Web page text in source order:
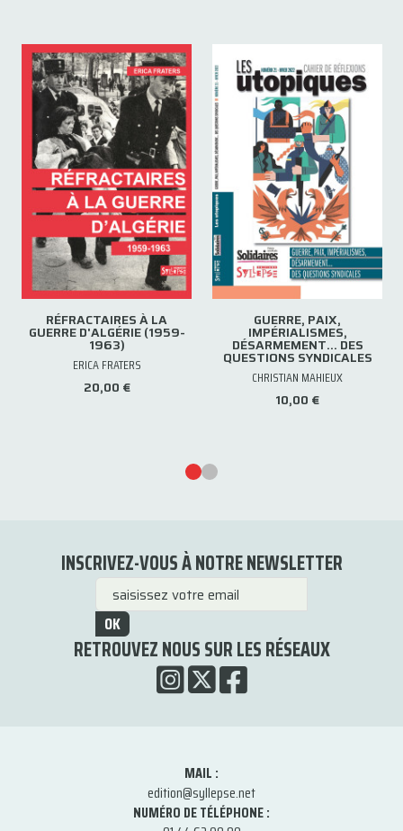
RÉFRACTAIRES À LA
GUERRE D'ALGÉRIE (1959-
1963)
ERICA FRATERS
20,00 €
GUERRE, PAIX,
IMPÉRIALISMES,
DÉSARMEMENT… DES
QUESTIONS SYNDICALES
CHRISTIAN MAHIEUX
10,00 €
INSCRIVEZ-VOUS À NOTRE NEWSLETTER
OK
RETROUVEZ NOUS SUR LES RÉSEAUX
MAIL :
edition@syllepse.net
NUMÉRO DE TÉLÉPHONE :